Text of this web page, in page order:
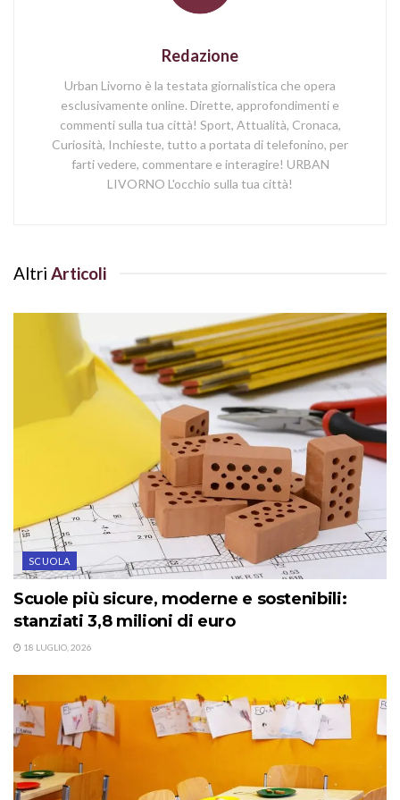
Redazione
Urban Livorno è la testata giornalistica che opera
esclusivamente online. Dirette, approfondimenti e
commenti sulla tua città! Sport, Attualità, Cronaca,
Curiosità, Inchieste, tutto a portata di telefonino, per
farti vedere, commentare e interagire! URBAN
LIVORNO L'occhio sulla tua città!
Altri Articoli
SCUOLA
Scuole più sicure, moderne e sostenibili:
stanziati 3,8 milioni di euro
18 LUGLIO, 2026